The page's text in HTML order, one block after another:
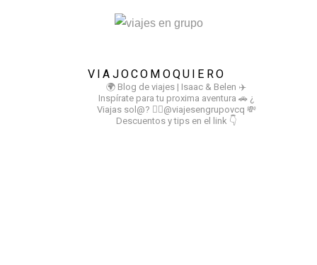
VIAJOCOMOQUIERO
🌍 Blog de viajes | Isaac & Belen ✈️
Inspírate para tu proxima aventura 🚗 ¿
Viajas sol@? 👉🏻@viajesengrupovcq 💸
Descuentos y tips en el link 👇